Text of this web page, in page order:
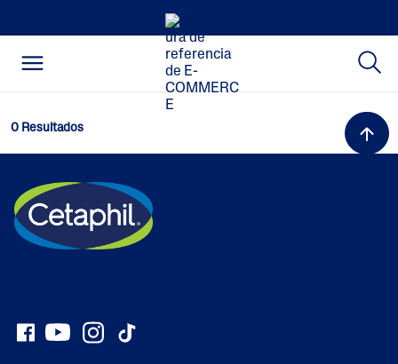
0 Resultados